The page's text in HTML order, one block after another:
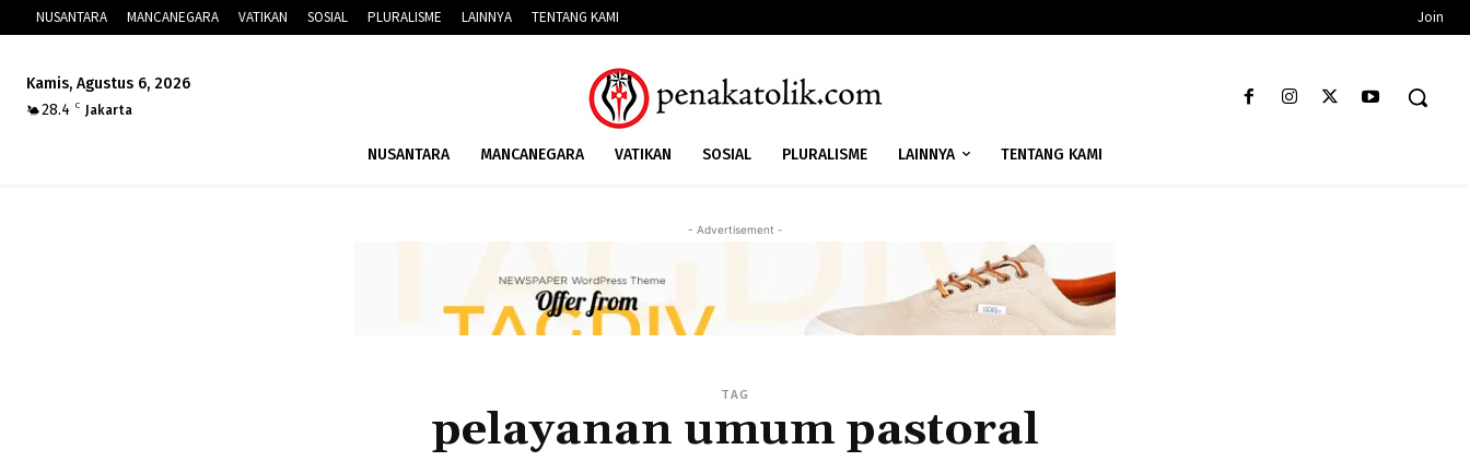
NUSANTARA MANCANEGARA VATIKAN SOSIAL PLURALISME LAINNYA TENTANG KAMI Join
Kamis, Agustus 6, 2026
28.4
C Jakarta
NUSANTARA MANCANEGARA VATIKAN SOSIAL PLURALISME LAINNYA TENTANG KAMI
- Advertisement -
TAG
pelayanan umum pastoral